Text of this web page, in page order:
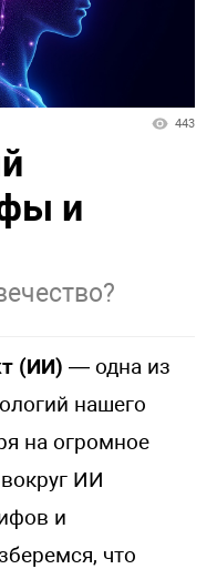
443
и
(ИИ) — одна из
нашего
на огромное
ИИ
и
что